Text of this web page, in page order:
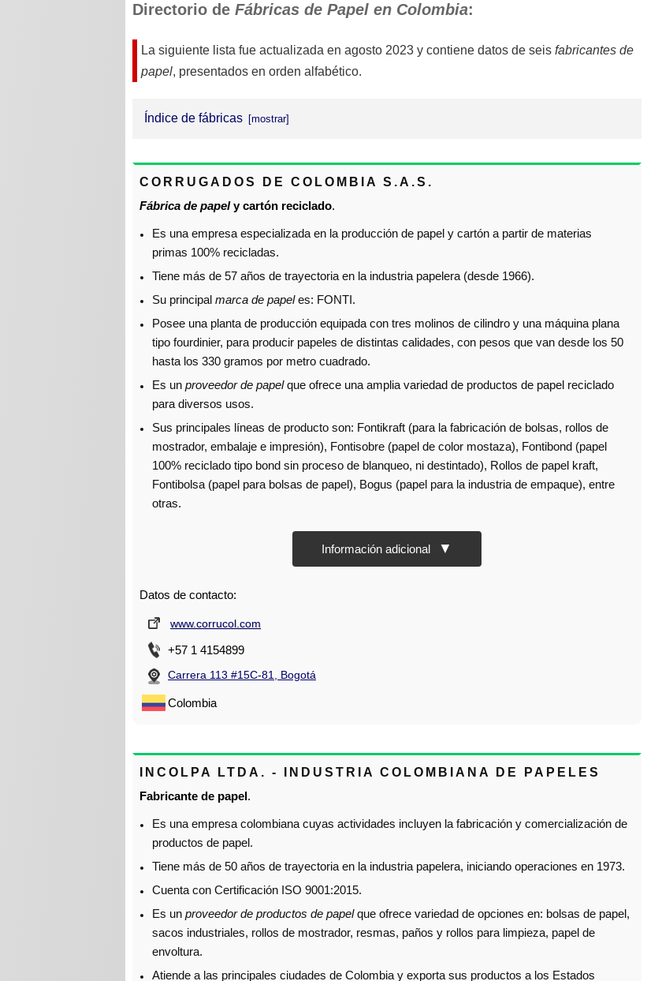
Directorio de Fábricas de Papel en Colombia:
La siguiente lista fue actualizada en agosto 2023 y contiene datos de seis fabricantes de
papel, presentados en orden alfabético.
Índice de fábricas
Corrugados de Colombia S.A.S.
Incolpa Ltda.
Papelera Andina S.A.S.
Papeles Nacionales S.A.
Unibol S.A.S.
CORRUGADOS DE COLOMBIA S.A.S.
Fábrica de papely cartón reciclado.
Es una empresa especializada en la producción de papel y cartón a partir de materias
primas 100% recicladas.
Tiene más de 57 años de trayectoria en la industria papelera (desde 1966).
Su principal marca de papeles: FONTI.
Posee una planta de producción equipada con tres molinos de cilindro y una máquina plana
tipo fourdinier, para producir papeles de distintas calidades, con pesos que van desde los 50
hasta los 330 gramos por metro cuadrado.
Es un proveedor de papelque ofrece una amplia variedad de productos de papel reciclado
para diversos usos.
Sus principales líneas de producto son: Fontikraft (para la fabricación de bolsas, rollos de
mostrador, embalaje e impresión), Fontisobre (papel de color mostaza), Fontibond (papel
100% reciclado tipo bond sin proceso de blanqueo, ni destintado), Rollos de papel kraft,
Fontibolsa (papel para bolsas de papel), Bogus (papel para la industria de empaque), entre
otras.
Datos de contacto:
www.corrucol.com
+57 1 4154899
Carrera 113 #15C-81, Bogotá
Colombia
INCOLPA LTDA. - INDUSTRIA COLOMBIANA DE PAPELES
Fabricante de papel.
Es una empresa colombiana cuyas actividades incluyen la fabricación y comercialización de
productos de papel.
Tiene más de 50 años de trayectoria en la industria papelera, iniciando operaciones en 1973.
Cuenta con Certificación ISO 9001:2015.
Es un proveedor de productos de papelque ofrece variedad de opciones en: bolsas de papel,
sacos industriales, rollos de mostrador, resmas, paños y rollos para limpieza, papel de
envoltura.
Atiende a las principales ciudades de Colombia y exporta sus productos a los Estados